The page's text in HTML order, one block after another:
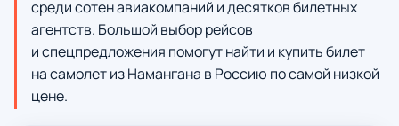
среди сотен авиакомпаний и десятков билетных
агентств. Большой выбор рейсов
и спецпредложения помогут найти и купить билет
на самолет из Намангана в Россию по самой низкой
цене.